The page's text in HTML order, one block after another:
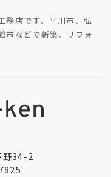
務店です。平川市、弘
市などで新築、リフォ
野34-2